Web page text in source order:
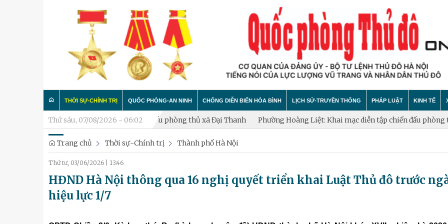
THỜI SỰ-CHÍNH TRỊ
Trong nước
Quân đội
Luận bàn
QUỐC PHÒNG-AN NINH
Công tác Đảng - Công tác Chính trị
Xây dựng đơn vị
CHỐNG DIỄN BIẾN HÒA BÌNH
Làm thất bại âm mưu diễn biến hòa bình
LỊCH SỬ-TRUYỀN THỐNG
Lịch sử LLVT nhân dân Thủ đô Hà Nội
PHÁP LUẬT
Cuộc sống quanh ta
KINH TẾ
Vấn đề
Thứ sáu, 07/08/2026 - 06:02
Khai mạc diễn tập chiến đấu phòng thủ xã Đại Thanh Phường Hoàng Liệt: Khai mạc diễn tập chiến đấu phòng thủ năm
Trang chủ Thời sự-Chính trị Thành phố Hà Nội
Thứ tư, 03/06/2026 13:46
HĐND Hà Nội thông qua 16 nghị quyết triển khai Luật Thủ đô trước
hiệu lực 1/7